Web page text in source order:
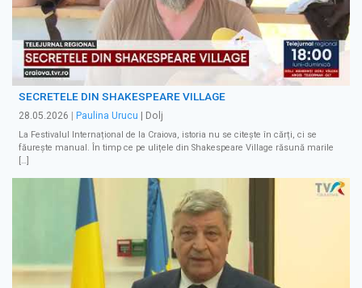
SECRETELE DIN SHAKESPEARE VILLAGE
28.05.2026 | Paulina Urucu | Dolj
La Festivalul Internațional de la Craiova, istoria nu se citește în cărți, ci se
făurește manual. În timp ce pe ulițele din Shakespeare Village răsună marile
[…]